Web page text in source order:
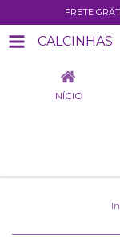
FRETE
CALCINHAS
INÍCIO